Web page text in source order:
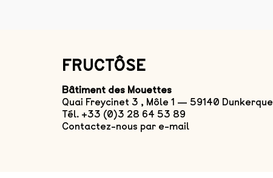
FRUCTÔSE
Bâtiment des Mouettes
Quai Freycinet 3 , Môle 1 — 59140 Dunkerque
Tél. +33 (0)3 28 64 53 89
Contactez-nous par e-mail